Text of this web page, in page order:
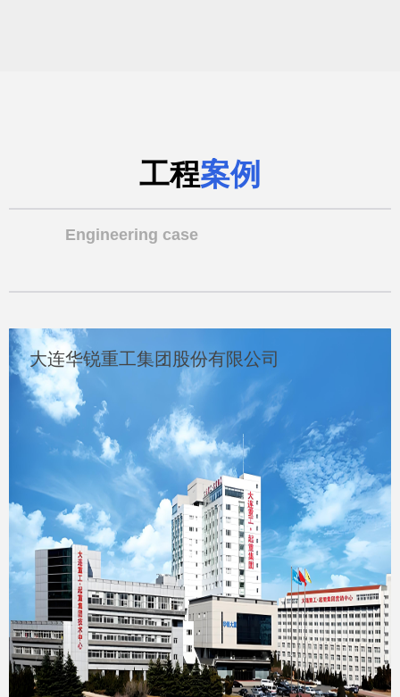
工程案例
Engineering case
大连华锐重工集团股份有限公司
汕头大学